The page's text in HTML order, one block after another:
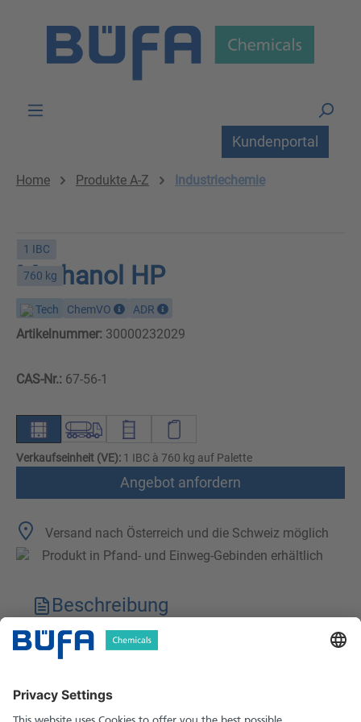
Kundenportal
Home Produkte A-Z Industriechemie
1 IBC
760 kg
Methanol HP
Tech ChemVO ADR
Artikelnummer: 30000232029
CAS-Nr.: 67-56-1
Verkaufseinheit (VE): 1 IBC à 760 kg auf Palette
Angebot anfordern
Versand nach Österreich und die Schweiz möglich
Produkt in Pfand- und Einweg-Gebinden erhältlich
Beschreibung
Technische Merkmale
Sicherheitshinweise